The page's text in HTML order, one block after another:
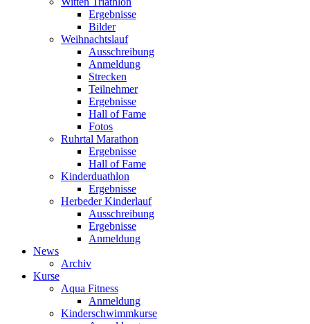
Ergebnisse
Bilder
Weihnachtslauf
Ausschreibung
Anmeldung
Strecken
Teilnehmer
Ergebnisse
Hall of Fame
Fotos
Ruhrtal Marathon
Ergebnisse
Hall of Fame
Kinderduathlon
Ergebnisse
Herbeder Kinderlauf
Ausschreibung
Ergebnisse
Anmeldung
News
Archiv
Kurse
Aqua Fitness
Anmeldung
Kinderschwimmkurse